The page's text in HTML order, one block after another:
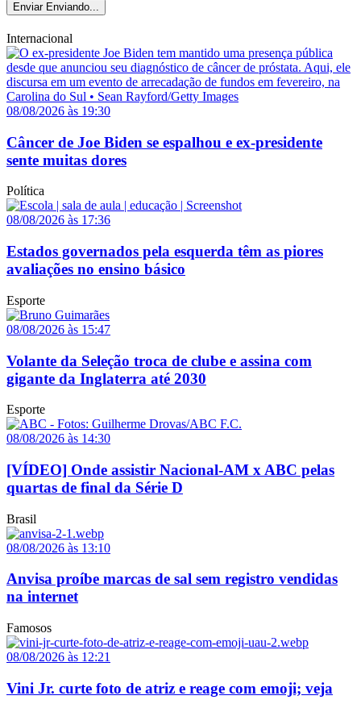
Enviar Enviando...
Internacional
08/08/2026 às 19:30
Câncer de Joe Biden se espalhou e ex-presidente
sente muitas dores
Política
08/08/2026 às 17:36
Estados governados pela esquerda têm as piores
avaliações no ensino básico
Esporte
08/08/2026 às 15:47
Volante da Seleção troca de clube e assina com
gigante da Inglaterra até 2030
Esporte
08/08/2026 às 14:30
[VÍDEO] Onde assistir Nacional-AM x ABC pelas
quartas de final da Série D
Brasil
08/08/2026 às 13:10
Anvisa proíbe marcas de sal sem registro vendidas
na internet
Famosos
08/08/2026 às 12:21
Vini Jr. curte foto de atriz e reage com emoji; veja